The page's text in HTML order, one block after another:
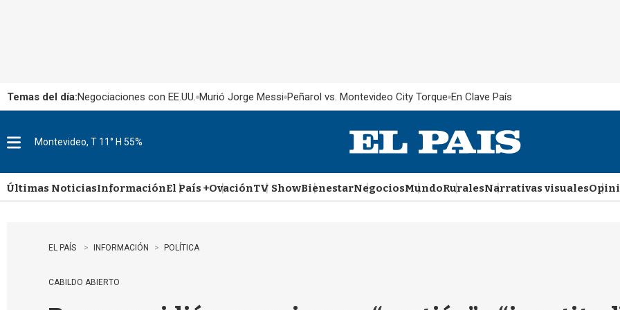
Temas del día:Negociaciones con EE.UU. Murió Jorge Messi Peñarol vs. Montevideo City Torque En Clave País
u
Montevideo, T 11° H 55%
Últimas NoticiasInformaciónEl País +OvaciónTV ShowBienestarNegociosMundoRuralesNarrativas visuales
EL PAÍS INFORMACIÓN POLÍTICA
CABILDO ABIERTO